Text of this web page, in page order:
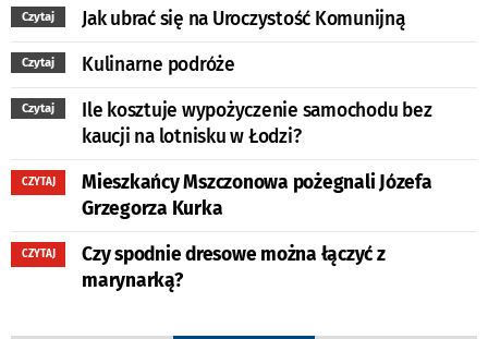
Czytaj Jak ubrać się na Uroczystość Komunijną
Czytaj Kulinarne podróże
Czytaj
Ile kosztuje wypożyczenie samochodu bez
kaucji na lotnisku w Łodzi?
CZYTAJ
Mieszkańcy Mszczonowa pożegnali Józefa
Grzegorza Kurka
CZYTAJ
Czy spodnie dresowe można łączyć z
marynarką?